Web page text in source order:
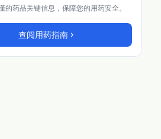
的药品关键信息，保障您的用药安全。
查阅用药指南 chevron_right